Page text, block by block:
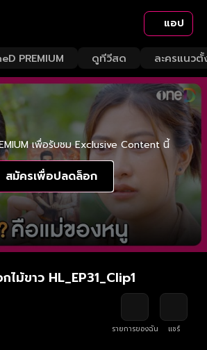
แอป
PREMIUM ดูทีวีสด ละครแนวตั้
เพื่อรับชม Exclusive Content นี้
สมัครเพื่อปลดล็อก
ม้ขาว HL_EP31_Clip1
รายการของฉัน
แชร์